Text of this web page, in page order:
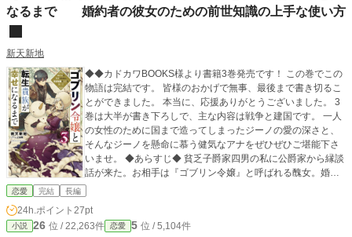
なるまで 婚約者の彼女のための前世知識の上手な使い方
新天新地
◆◆カドカワBOOKS様より書籍3巻発売です！ この巻でこの
物語は完結です。 皆様のおかげで無事、最後まで書き切るこ
とができました。 本当に、応援ありがとうございました。 3
巻は大半が書き下ろしで、主な内容は戦争と建国です。 一人
の女性のために国まで造ってしまったジーノの愛の深さと、
そんなジーノを懸命に慕う健気なアナをぜひぜひご堪能下さ
いませ。 ◆あらすじ◆ 貧乏子爵家四男の私に公爵家から縁談
話が来た。お相手は『ゴブリン令嬢』と呼ばれる醜女。婚約
相手が見つからず、私に白羽の矢が立ったのだ。爵位の差で
醜女と無理矢理婚約させられた私への申し訳なさからだっ
た。 ……放っておけない。女性から蛇蝎の如く嫌われたキモ
恋愛 完結 長編
24h.ポイント 27pt
小説 26 位 / 22,263件 恋愛 5 位 / 5,104件